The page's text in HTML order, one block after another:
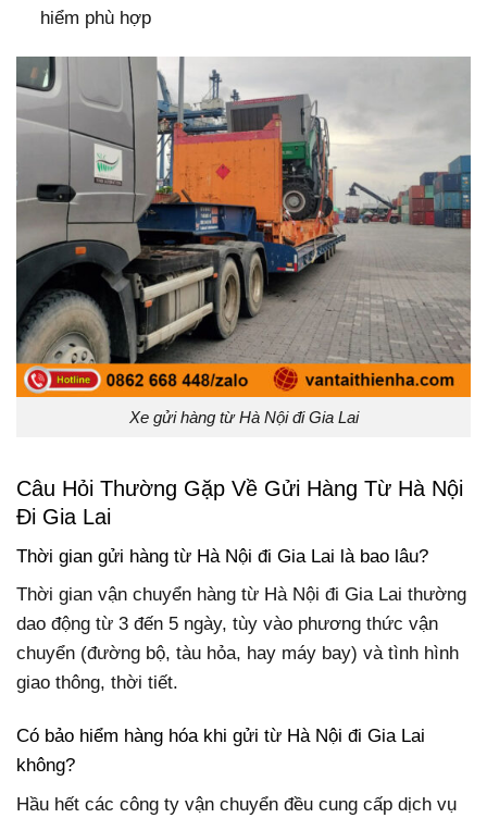
hiểm phù hợp
Xe gửi hàng từ Hà Nội đi Gia Lai
Câu Hỏi Thường Gặp Về Gửi Hàng Từ Hà Nội
Đi Gia Lai
Thời gian gửi hàng từ Hà Nội đi Gia Lai là bao lâu?
Thời gian vận chuyển hàng từ Hà Nội đi Gia Lai thường
dao động từ 3 đến 5 ngày, tùy vào phương thức vận
chuyển (đường bộ, tàu hỏa, hay máy bay) và tình hình
giao thông, thời tiết.
Có bảo hiểm hàng hóa khi gửi từ Hà Nội đi Gia Lai
không?
Hầu hết các công ty vận chuyển đều cung cấp dịch vụ